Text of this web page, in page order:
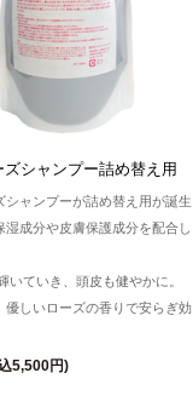
ズシャンプー詰め替え用
シャンプーが詰め替え用が誕生
湿成分や皮膚保護成分を配合し
いていき、頭皮も健やかに。
優しいローズの香りで安らぎ効
5,500円)